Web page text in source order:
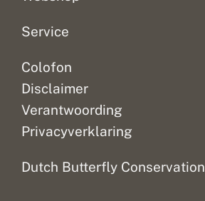
Service
Colofon
Disclaimer
Verantwoording
Privacyverklaring
Dutch Butterfly Conservation